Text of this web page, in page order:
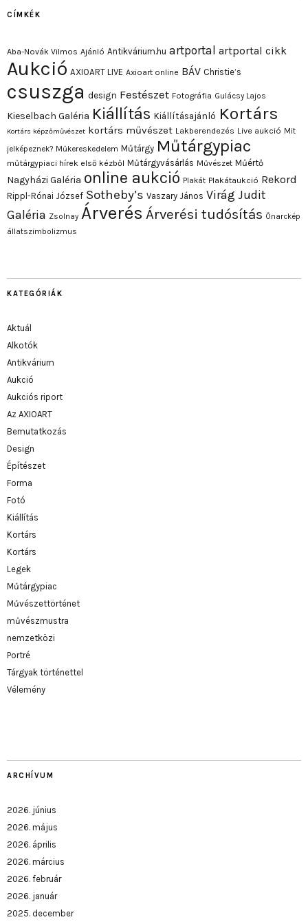
CÍMKÉK
Aba-Novák Vilmos Ajánló Antikvárium.hu artportal artportal cikk
Aukció AXIOART LIVE Axioart online BÁV Christie’s
csuszga design Festészet Fotográfia Gulácsy Lajos
Kieselbach Galéria Kiállítás Kiállításajánló Kortárs
Kortárs képzőművészet kortárs művészet Lakberendezés Live aukció Mit
jelképeznek? Műkereskedelem Műtárgy Műtárgypiac
műtárgypiaci hírek első kézből Műtárgyvásárlás Művészet Műértő
Nagyházi Galéria online aukció Plakát Plakátaukció Rekord
Rippl-Rónai József Sotheby’s Vaszary János Virág Judit
Galéria Zsolnay Árverés Árverési tudósítás Önarckép
állatszimbolizmus
KATEGÓRIÁK
Aktuál
Alkotók
Antikvárium
Aukció
Aukciós riport
Az AXIOART
Bemutatkozás
Design
Építészet
Forma
Fotó
Kiállítás
Kortárs
Kortárs
Legek
Műtárgypiac
Művészettörténet
művészmustra
nemzetközi
Portré
Tárgyak történettel
Vélemény
ARCHÍVUM
2026. június
2026. május
2026. április
2026. március
2026. február
2026. január
2025. december